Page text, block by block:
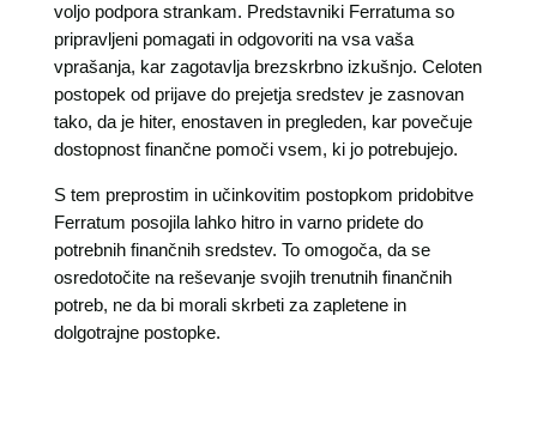
voljo podpora strankam. Predstavniki Ferratuma so
pripravljeni pomagati in odgovoriti na vsa vaša
vprašanja, kar zagotavlja brezskrbno izkušnjo. Celoten
postopek od prijave do prejetja sredstev je zasnovan
tako, da je hiter, enostaven in pregleden, kar povečuje
dostopnost finančne pomoči vsem, ki jo potrebujejo.
S tem preprostim in učinkovitim postopkom pridobitve
Ferratum posojila lahko hitro in varno pridete do
potrebnih finančnih sredstev. To omogoča, da se
osredotočite na reševanje svojih trenutnih finančnih
potreb, ne da bi morali skrbeti za zapletene in
dolgotrajne postopke.